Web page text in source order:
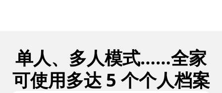
单人、多人模式……全家
可使用多达 5 个个人档案